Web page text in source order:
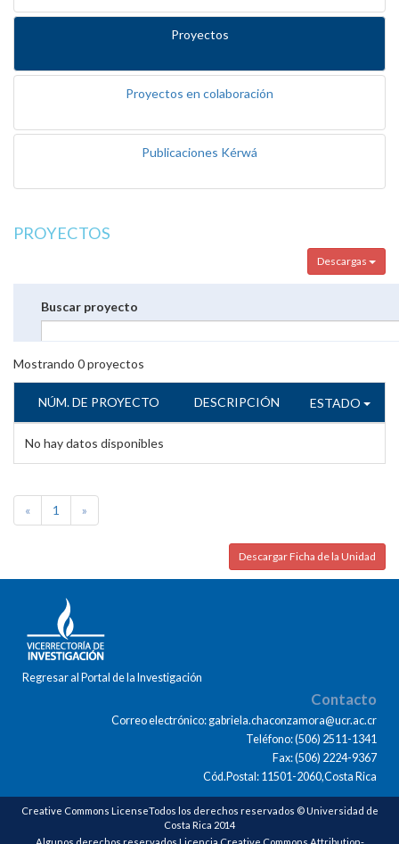
Proyectos
Proyectos en colaboración
Publicaciones Kérwá
PROYECTOS
Descargas
Buscar proyecto
Mostrando 0proyectos
NÚM. DE PROYECTO DESCRIPCIÓN ESTADO
No hay datos disponibles
« 1 »
Descargar Ficha de la Unidad
Regresar al Portal de la Investigación
Contacto
Correo electrónico: gabriela.chaconzamora@ucr.ac.cr
Teléfono: (506) 2511-1341
Fax: (506) 2224-9367
Cód.Postal: 11501-2060,Costa Rica
Creative Commons LicenseTodos los derechos reservados © Universidad de
Costa Rica 2014